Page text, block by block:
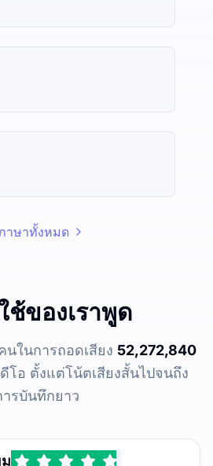
าษาทั้งหมด
ช้ของเราพูด
ในการถอดเสียง 52,272,840
โอ ตั้งแต่โน้ตเสียงสั้นไปจนถึง
ารบันทึกยาว